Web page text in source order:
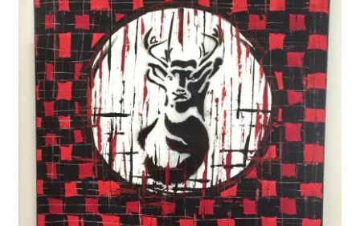
Solde de la carte-cadeau
Boutique en ligne
Blog
Panier
Politique de confidentialité
Validation de la commande